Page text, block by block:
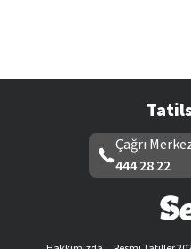
Çağrı
444 28 22